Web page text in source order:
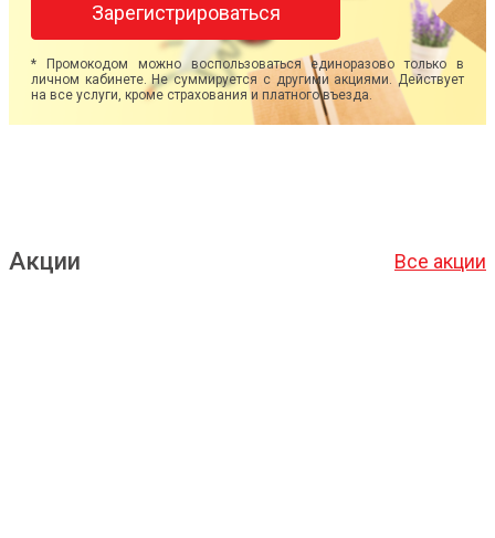
Зарегистрироваться
* Промокодом можно воспользоваться единоразово только в
личном кабинете. Не суммируется с другими акциями. Действует
на все услуги, кроме страхования и платного въезда.
Акции Все акции